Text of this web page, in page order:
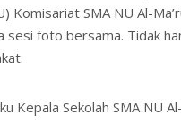
SMA NU Al-
foto bersama. Tidak
Kepala Sekolah SMA